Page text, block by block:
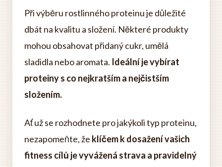
Při výběru rostlinného proteinu je důležité
dbát na kvalitu a složení. Některé produkty
mohou obsahovat přidaný cukr, umělá
sladidla nebo aromata. Ideální je vybírat
proteiny s co nejkratším a nejčistším
složením.
Ať už se rozhodnete pro jakýkoli typ proteinu,
nezapomeňte, že klíčem k dosažení vašich
fitness cílů je vyvážená strava a pravidelný